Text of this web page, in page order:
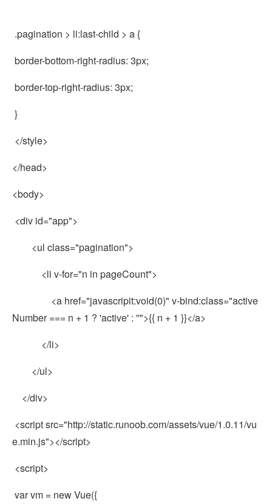
.pagination > li:last-child > a {
border-bottom-right-radius: 3px;
border-top-right-radius: 3px;
}
</style>
</head>
<body>
<div id="app">
<ul class="pagination">
<li v-for="n in pageCount">
<a href="javascripit:void(0)" v-bind:class="active
Number === n + 1 ? 'active' : ''">{{ n + 1 }}</a>
</li>
</ul>
</div>
<script src="http://static.runoob.com/assets/vue/1.0.11/vu
e.min.js"></script>
<script>
var vm = new Vue({